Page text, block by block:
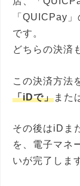
「QUICPay
です。
どちらの決済
この決済方法
「iDで」また
その後はiDま
を、電子マネ
いが完了しま